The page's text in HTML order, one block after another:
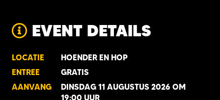
EVENT DETAILS
LOCATIE
HOENDER EN HOP
ENTREE
GRATIS
AANVANG
DINSDAG 11 AUGUSTUS 2026 OM
19:00 UUR